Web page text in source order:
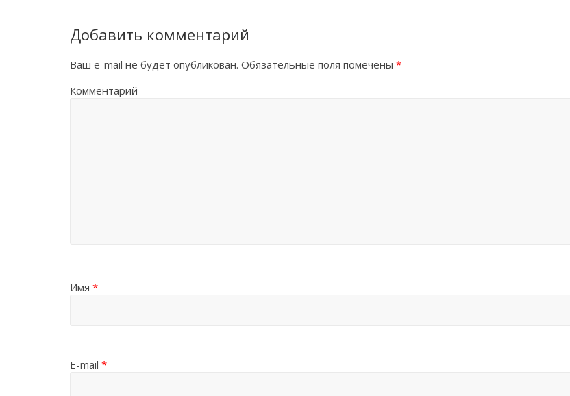
Добавить комментарий
Ваш e-mail не будет опубликован. Обязательные поля помечены *
Комментарий
Имя *
E-mail *